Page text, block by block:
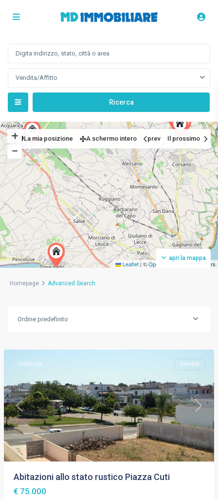
Vendita/Affitto
Leaflet |©OpenStreetMap contributors
apri la mappa
La mia posizione A schermo intero prev Il prossimo
Homepage Advanced Search
Ordine predefinito
Previous Next
Evidenza Vendita
Abitazioni allo stato rustico Piazza Cuti
€ 75.000